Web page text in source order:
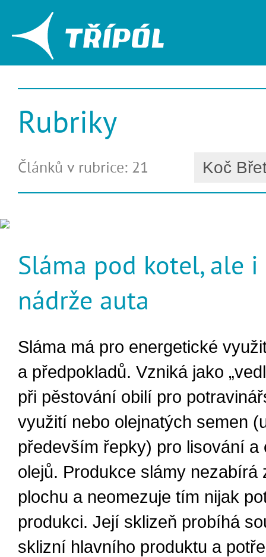
Rubriky
Článků v rubrice: 21
Sláma pod kotel, ale i
nádrže auta
Sláma má pro energetické
a předpokladů. Vzniká jako
při pěstování obilí pro
využití nebo olejnatých semen
především řepky) pro lisování a
olejů. Produkce slámy nezabírá
plochu a neomezuje tím nijak
produkci. Její sklizeň probíhá
sklizní hlavního produktu a